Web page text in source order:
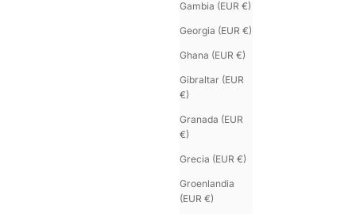
Gambia (EUR €)
Georgia (EUR €)
Ghana (EUR €)
Gibraltar (EUR
€)
Granada (EUR
€)
Grecia (EUR €)
Groenlandia
(EUR €)
Correa Vuelta Simple en Pitón Auténtica